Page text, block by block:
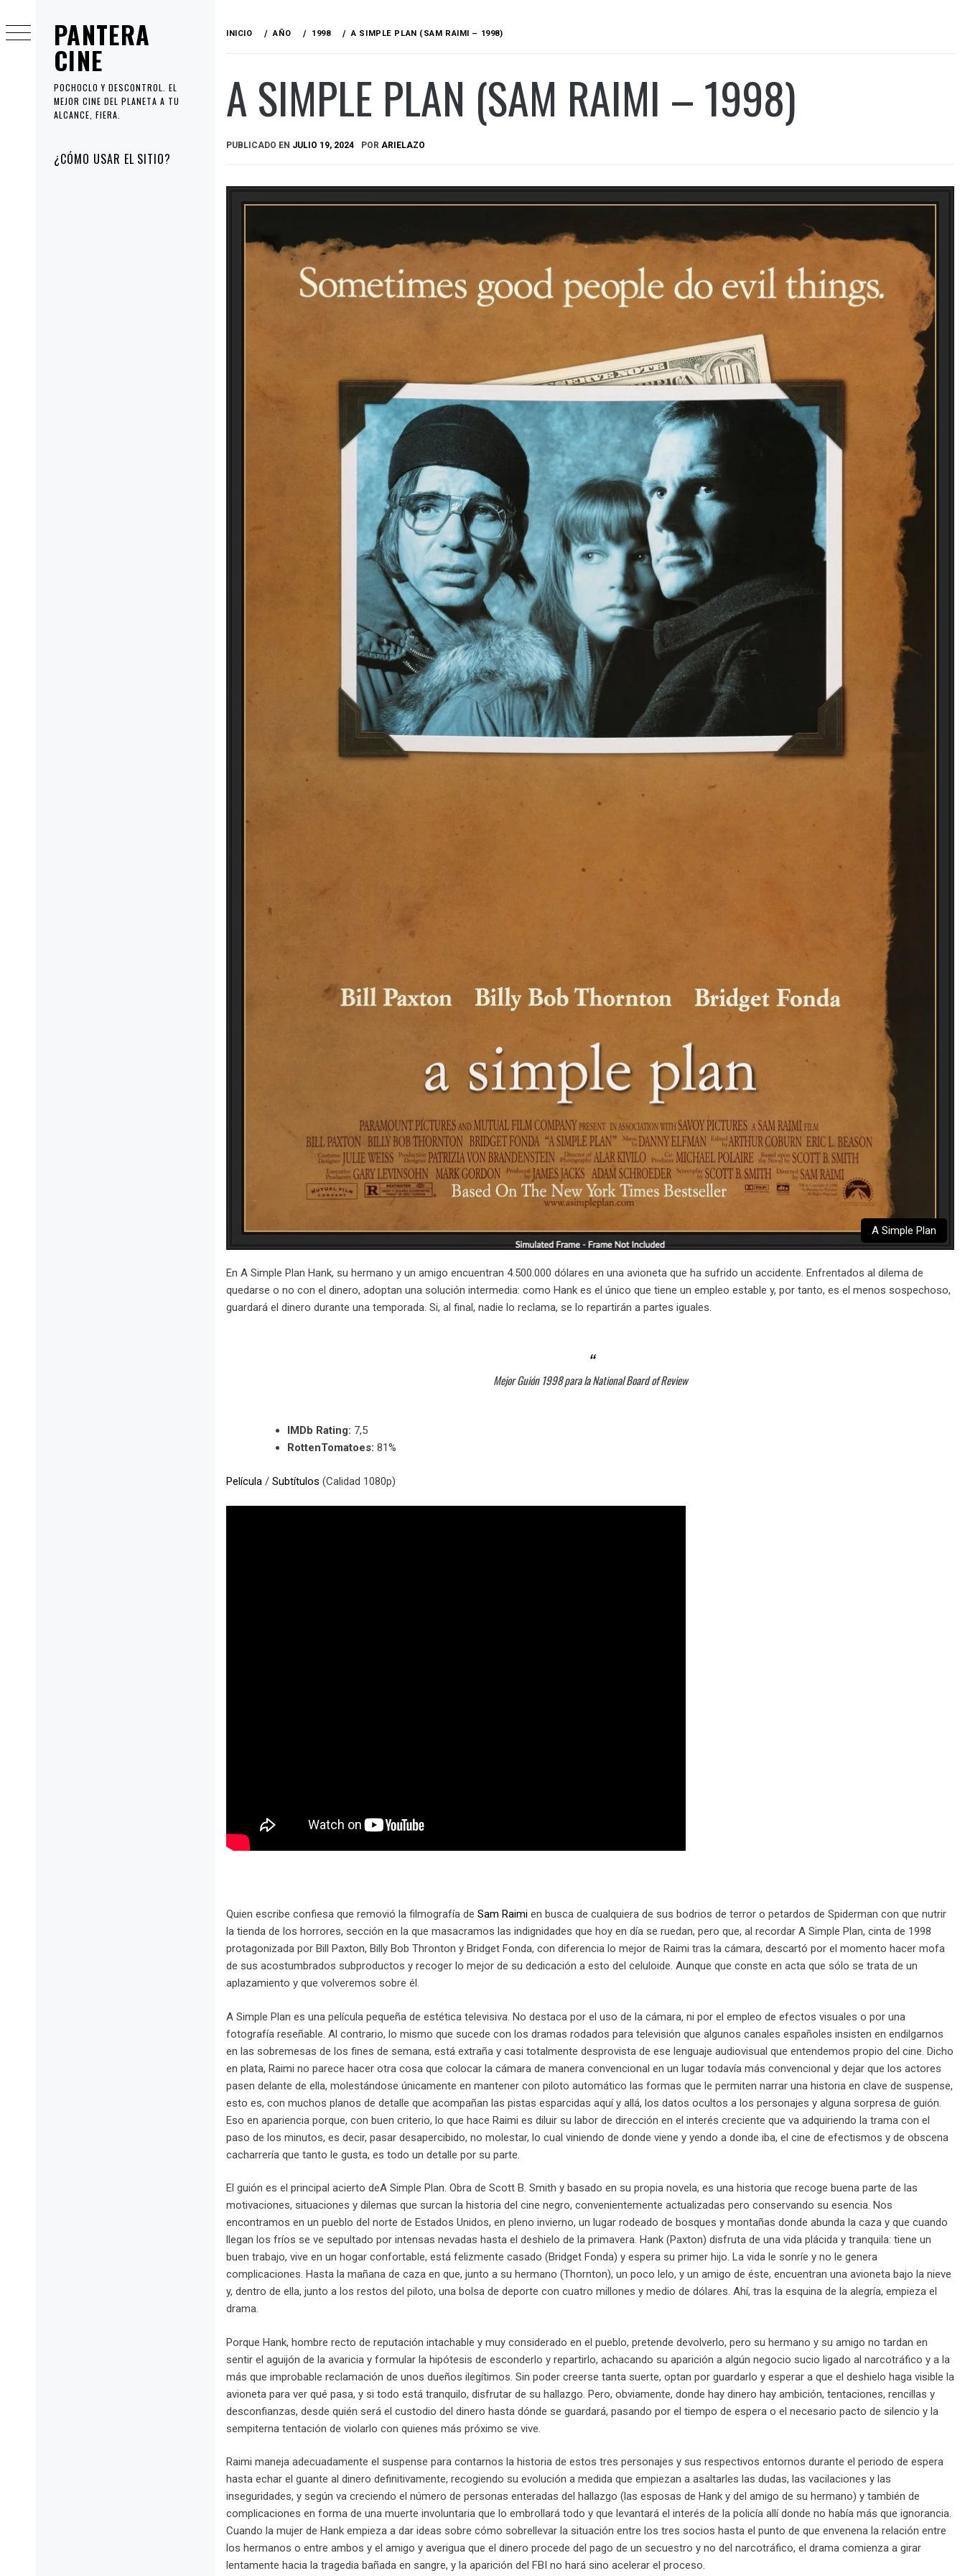
PANTERA
CINE
POCHOCLO Y DESCONTROL. EL
MEJOR CINE DEL PLANETA A TU
ALCANCE, FIERA.
principal
¿CÓMO USAR EL SITIO?
al
contenido
INICIO AÑO 1998 A SIMPLE PLAN (SAM RAIMI – 1998)
A SIMPLE PLAN (SAM RAIMI – 1998)
PUBLICADO EN JULIO 19, 2024 POR ARIELAZO
A Simple Plan
En A Simple Plan Hank, su hermano y un amigo encuentran 4.500.000 dólares en una avioneta que ha sufrido un accidente. Enfrentados al dilema de
quedarse o no con el dinero, adoptan una solución intermedia: como Hank es el único que tiene un empleo estable y, por tanto, es el menos sospechoso,
guardará el dinero durante una temporada. Si, al final, nadie lo reclama, se lo repartirán a partes iguales.
Mejor Guión 1998 para la National Board of Review
IMDb Rating: 7,5
RottenTomatoes: 81%
Película / Subtítulos (Calidad 1080p)
Quien escribe confiesa que removió la filmografía de Sam Raimi en busca de cualquiera de sus bodrios de terror o petardos de Spiderman con que nutrir
la tienda de los horrores, sección en la que masacramos las indignidades que hoy en día se ruedan, pero que, al recordar A Simple Plan, cinta de 1998
protagonizada por Bill Paxton, Billy Bob Thronton y Bridget Fonda, con diferencia lo mejor de Raimi tras la cámara, descartó por el momento hacer mofa
de sus acostumbrados subproductos y recoger lo mejor de su dedicación a esto del celuloide. Aunque que conste en acta que sólo se trata de un
aplazamiento y que volveremos sobre él.
A Simple Plan es una película pequeña de estética televisiva. No destaca por el uso de la cámara, ni por el empleo de efectos visuales o por una
fotografía reseñable. Al contrario, lo mismo que sucede con los dramas rodados para televisión que algunos canales españoles insisten en endilgarnos
en las sobremesas de los fines de semana, está extraña y casi totalmente desprovista de ese lenguaje audiovisual que entendemos propio del cine. Dicho
en plata, Raimi no parece hacer otra cosa que colocar la cámara de manera convencional en un lugar todavía más convencional y dejar que los actores
pasen delante de ella, molestándose únicamente en mantener con piloto automático las formas que le permiten narrar una historia en clave de suspense,
esto es, con muchos planos de detalle que acompañan las pistas esparcidas aquí y allá, los datos ocultos a los personajes y alguna sorpresa de guión.
Eso en apariencia porque, con buen criterio, lo que hace Raimi es diluir su labor de dirección en el interés creciente que va adquiriendo la trama con el
paso de los minutos, es decir, pasar desapercibido, no molestar, lo cual viniendo de donde viene y yendo a donde iba, el cine de efectismos y de obscena
cacharrería que tanto le gusta, es todo un detalle por su parte.
El guión es el principal acierto deA Simple Plan. Obra de Scott B. Smith y basado en su propia novela, es una historia que recoge buena parte de las
motivaciones, situaciones y dilemas que surcan la historia del cine negro, convenientemente actualizadas pero conservando su esencia. Nos
encontramos en un pueblo del norte de Estados Unidos, en pleno invierno, un lugar rodeado de bosques y montañas donde abunda la caza y que cuando
llegan los fríos se ve sepultado por intensas nevadas hasta el deshielo de la primavera. Hank (Paxton) disfruta de una vida plácida y tranquila: tiene un
buen trabajo, vive en un hogar confortable, está felizmente casado (Bridget Fonda) y espera su primer hijo. La vida le sonríe y no le genera
complicaciones. Hasta la mañana de caza en que, junto a su hermano (Thornton), un poco lelo, y un amigo de éste, encuentran una avioneta bajo la nieve
y, dentro de ella, junto a los restos del piloto, una bolsa de deporte con cuatro millones y medio de dólares. Ahí, tras la esquina de la alegría, empieza el
drama.
Porque Hank, hombre recto de reputación intachable y muy considerado en el pueblo, pretende devolverlo, pero su hermano y su amigo no tardan en
sentir el aguijón de la avaricia y formular la hipótesis de esconderlo y repartirlo, achacando su aparición a algún negocio sucio ligado al narcotráfico y a la
más que improbable reclamación de unos dueños ilegítimos. Sin poder creerse tanta suerte, optan por guardarlo y esperar a que el deshielo haga visible la
avioneta para ver qué pasa, y si todo está tranquilo, disfrutar de su hallazgo. Pero, obviamente, donde hay dinero hay ambición, tentaciones, rencillas y
desconfianzas, desde quién será el custodio del dinero hasta dónde se guardará, pasando por el tiempo de espera o el necesario pacto de silencio y la
sempiterna tentación de violarlo con quienes más próximo se vive.
Raimi maneja adecuadamente el suspense para contarnos la historia de estos tres personajes y sus respectivos entornos durante el periodo de espera
hasta echar el guante al dinero definitivamente, recogiendo su evolución a medida que empiezan a asaltarles las dudas, las vacilaciones y las
inseguridades, y según va creciendo el número de personas enteradas del hallazgo (las esposas de Hank y del amigo de su hermano) y también de
complicaciones en forma de una muerte involuntaria que lo embrollará todo y que levantará el interés de la policía allí donde no había más que ignorancia.
Cuando la mujer de Hank empieza a dar ideas sobre cómo sobrellevar la situación entre los tres socios hasta el punto de que envenena la relación entre
los hermanos o entre ambos y el amigo y averigua que el dinero procede del pago de un secuestro y no del narcotráfico, el drama comienza a girar
lentamente hacia la tragedia bañada en sangre, y la aparición del FBI no hará sino acelerar el proceso.